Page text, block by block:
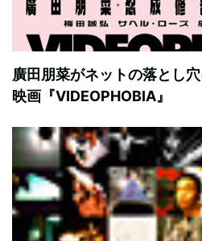
廣田朋菜がネットの落とし
映画『VIDEOPHOBIA』